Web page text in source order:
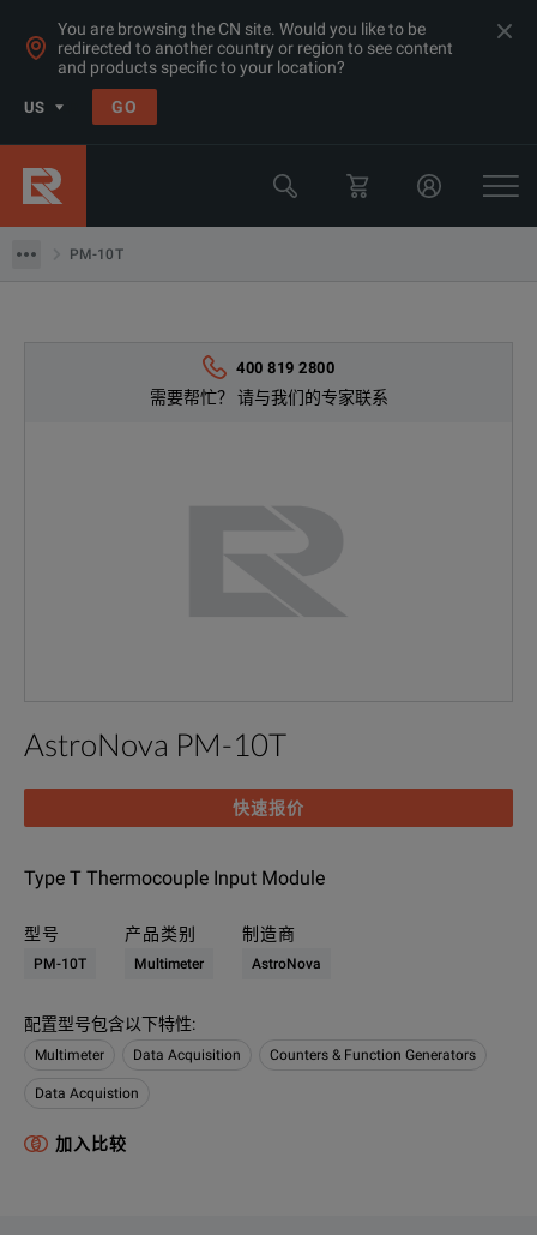
You are browsing the CN site. Would you like to be
redirected to another country or region to see content
and products specific to your location?
US GO
PM-10T
万用表，数据采集，频率计&函数发生器
数据采集工具
400 819 2800
需要帮忙？ 请与我们的专家联系
AstroNova PM-10T
快速报价
Type T Thermocouple Input Module
型号
PM-10T
产品类别
Multimeter
制造商
AstroNova
配置型号包含以下特性:
Multimeter Data Acquisition Counters & Function Generators
Data Acquistion
加入比较